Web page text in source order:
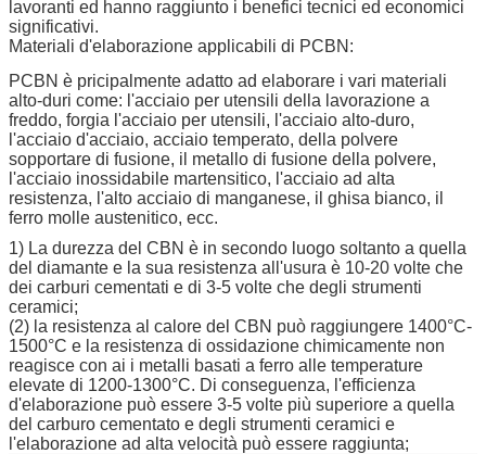
lavoranti ed hanno raggiunto i benefici tecnici ed economici
significativi.
Materiali d'elaborazione applicabili di PCBN:
PCBN è pricipalmente adatto ad elaborare i vari materiali
alto-duri come: l'acciaio per utensili della lavorazione a
freddo, forgia l'acciaio per utensili, l'acciaio alto-duro,
l'acciaio d'acciaio, acciaio temperato, della polvere
sopportare di fusione, il metallo di fusione della polvere,
l'acciaio inossidabile martensitico, l'acciaio ad alta
resistenza, l'alto acciaio di manganese, il ghisa bianco, il
ferro molle austenitico, ecc.
1) La durezza del CBN è in secondo luogo soltanto a quella
del diamante e la sua resistenza all'usura è 10-20 volte che
dei carburi cementati e di 3-5 volte che degli strumenti
ceramici;
(2) la resistenza al calore del CBN può raggiungere 1400°C-
1500°C e la resistenza di ossidazione chimicamente non
reagisce con ai i metalli basati a ferro alle temperature
elevate di 1200-1300°C. Di conseguenza, l'efficienza
d'elaborazione può essere 3-5 volte più superiore a quella
del carburo cementato e degli strumenti ceramici e
l'elaborazione ad alta velocità può essere raggiunta;